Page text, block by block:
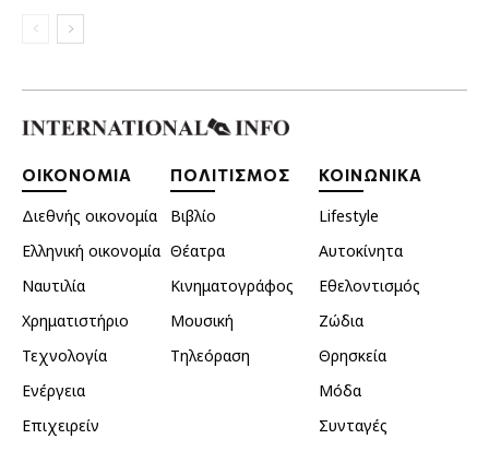
ΟΙΚΟΝΟΜΙΑ
Διεθνής οικονομία
Ελληνική οικονομία
Ναυτιλία
Χρηματιστήριο
Τεχνολογία
Ενέργεια
Επιχειρείν
ΠΟΛΙΤΙΣΜΟΣ
Βιβλίο
Θέατρα
Κινηματογράφος
Μουσική
Τηλεόραση
ΚΟΙΝΩΝΙΚΑ
Lifestyle
Αυτοκίνητα
Εθελοντισμός
Ζώδια
Θρησκεία
Μόδα
Συνταγές